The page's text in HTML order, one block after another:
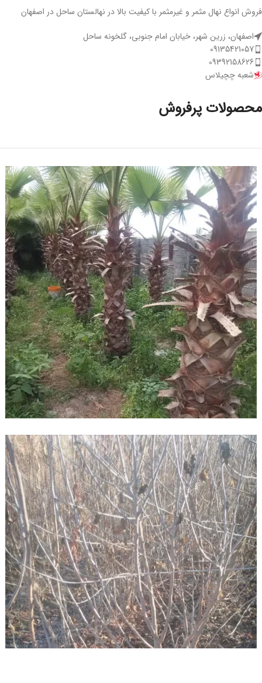
فروش انواع نهال مثمر و غیرمثمر با کیفیت بالا در نهالستان ساحل در اصفهان
اصفهان، زرین شهر، خیابان امام جنوبی، گلخونه ساحل
09135421057
09392158626
شعبه چچیلاس
محصولات پرفروش